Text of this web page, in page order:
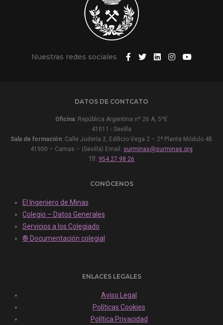
Nuestras redes sociales
DATOS DE CONTCATO
Oficina: República Argentina nº 26 A, 5ºE
41011 - Sevilla
Sala de formación: Calle Judería 2, Edificio Vega 2 – 2ª Planta Módulo 4B
41900 – Camas – (Sevilla) Email: surminas@surminas.org
Tlf: 954 27 98 26
CONÓCENOS
El Ingeniero de Minas
Colegio – Datos Generales
Servicios a los Colegiado
® Documentación colegial
ENLACES LEGALES
Aviso Legal
Políticas Cookies
Política Privacidad